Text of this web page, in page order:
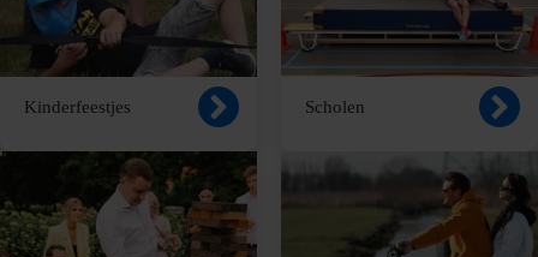
Kinderfeestjes Scholen